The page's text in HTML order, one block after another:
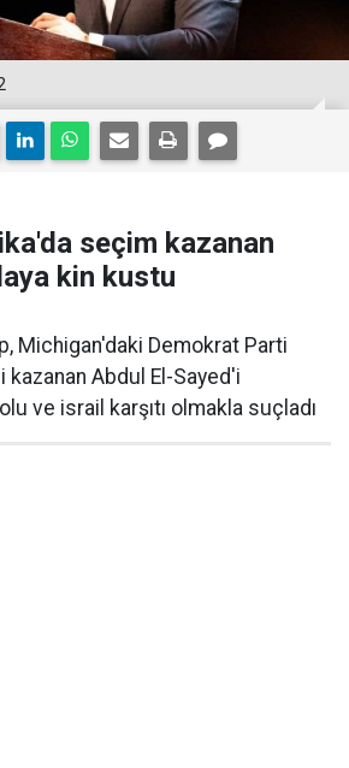
seçim kazanan
kin kustu
Michigan'daki Demokrat Parti
Abdul El-Sayed'i
ve israil karşıtı olmakla suçladı